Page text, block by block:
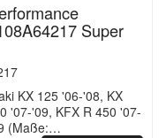
Super
KX 125 '06-'08, KX
'07-'09, KFX R 450 '07-
(Maße:…